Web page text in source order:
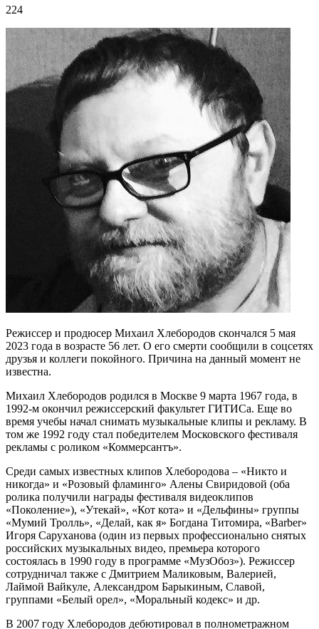
224
Режиссер и продюсер Михаил Хлебородов скончался 5 мая
2023 года в возрасте 56 лет. О его смерти сообщили в соцсетях
друзья и коллеги покойного. Причина на данный момент не
известна.
Михаил Хлебородов родился в Москве 9 марта 1967 года, в
1992-м окончил режиссерский факультет ГИТИСа. Еще во
время учебы начал снимать музыкальные клипы и рекламу. В
том же 1992 году стал победителем Московского фестиваля
рекламы с роликом «Коммерсантъ».
Среди самых известных клипов Хлебородова – «Никто и
никогда» и «Розовый фламинго» Алены Свиридовой (оба
ролика получили награды фестиваля видеоклипов
«Поколение»), «Утекай», «Кот кота» и «Дельфины» группы
«Мумий Тролль», «Делай, как я» Богдана Титомира, «Barber»
Игоря Саруханова (один из первых профессионально снятых
российских музыкальных видео, премьера которого
состоялась в 1990 году в программе «МузОбоз»). Режиссер
сотрудничал также с Дмитрием Маликовым, Валерией,
Лаймой Вайкуле, Александром Барыкиным, Славой,
группами «Белый орел», «Моральный кодекс» и др.
В 2007 году Хлебородов дебютировал в полнометражном